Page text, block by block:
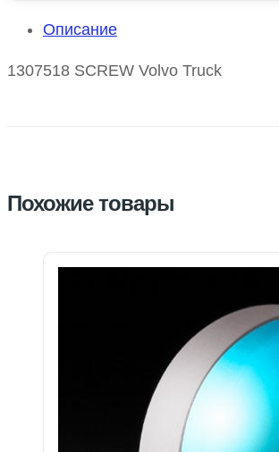
Описание
1307518 SCREW Volvo Truck
Похожие товары